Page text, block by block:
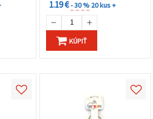
1.19 €- 30 % 20 kus +
KÚPIŤ